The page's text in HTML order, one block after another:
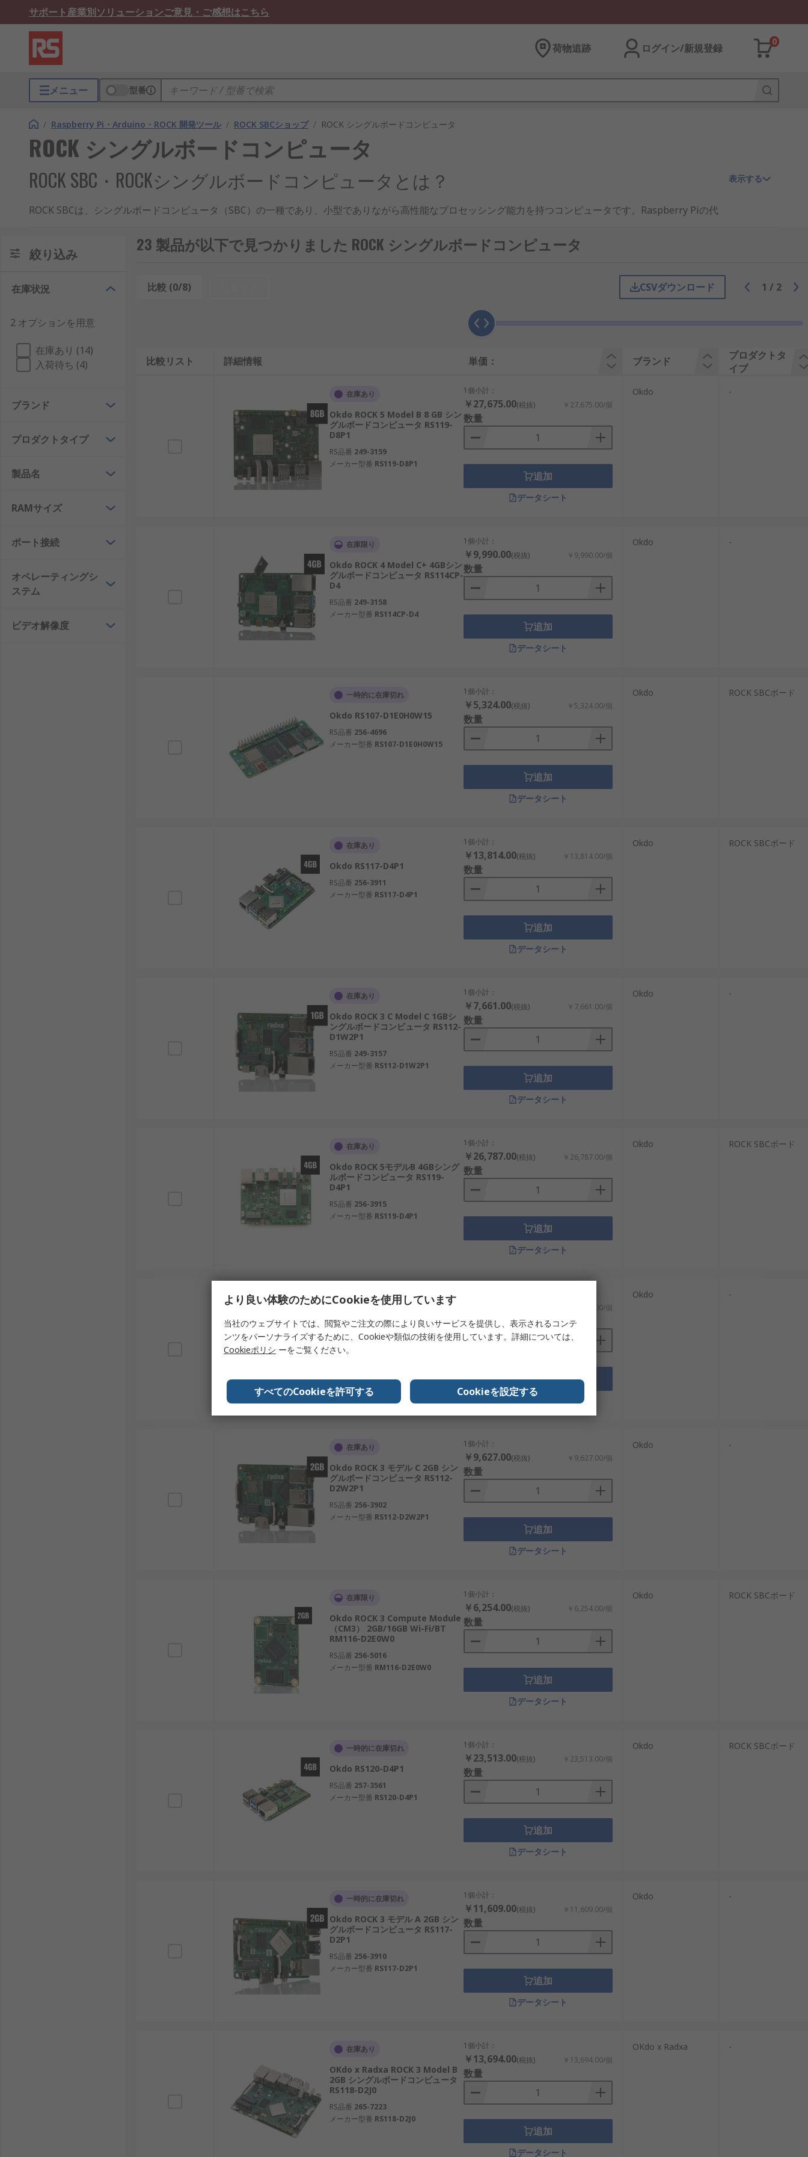
サポート産業別ソリューションご意見・ご感想はこちら
荷物追跡 ログイン/新規登録
0
メニュー 型番
/ Raspberry Pi・Arduino・ROCK 開発ツール / ROCK SBCショップ / ROCK シングルボードコンピュータ
ROCK シングルボードコンピュータ
ROCK SBC・ROCKシングルボードコンピュータとは？
ROCK SBCは、シングルボードコンピュータ（SBC）の一種であり、小型でありながら高性能なプロセッシング能力を持つコンピュータです。Raspberry Piの代
ROCK SBCの仕組み
ROCK SBCは、SoC（System on Chip）を搭載し、CPU、GPU、メモリ、ストレージインターフェース、USB、HDMIなどの入出力機能を1枚の基板上に統合し
ROCKシングルボードコンピュータには、開発に必要なポートやインターフェースが標準装備されているため、複雑なシステム構築もスムーズに行えます。特に
ROCK 5 SBCのような上位モデルでは、8Kビデオ出力や高速インターフェース、豊富なRAMオプションなどを備えており、AI処理や画像認識、データロギング
用途にも対応可能です。これにより、国内の半導体検査装置やロボティクス制御基板などにも活用されることが増えています。
また、AndroidやLinux、DebianなどのOSに対応しており、既存のアプリケーション資産を活かしながら柔軟なシステム構築が可能です。マルチコアプロセッ
サ搭載機種では並列処理にも対応しており、産業制御やメディア処理におけるリアルタイム性を確保できます。
ROCK SBCとマイクロコントローラの違い
マイクロコントローラ（MCU）は、主にシンプルな制御処理を行うために設計されており、限られたメモリと処理能力の中で低消費電力で動作します。一方
で、ROCK SBCは高性能プロセッサとOSを搭載し、アプリケーションレベルの処理やGUI表示、ネットワーク通信、動画処理なども得意としています。
たとえば、センサーからの信号を収集してLEDを制御するなどの単純な処理ではマイクロコントローラが適していますが、映像監視システムやAI画像解析などの
ROCK SBCは、さまざまな用途やニーズに対応するために複数のモデルが展開されています。
ROCK 5 SBC
：ハイエンドモデルで、8K出力や高性能AI処理に対応。
：バランスの取れた中間モデルで、教育用途や試作開発に適する。
：カスタム基板組込みに適したコンピュートモジュール。
：コンパクトながらLANやUSBを搭載した軽量モデル。
：ネットワーク重視の設計で、ルーターやゲートウェイ開発に最適。
：AndroidやLinuxなどの複数OSに対応。 例：業務用タブレット、カスタム制御端末。
：USB、GPIO、CSI、DSIなどの豊富な接続端子を装備。 例：センサ拡張、タッチパネル統合、カメラ接続。
：高機能ながら安価な構成が可能。 例：教育現場での実習用デバイス、個人の試作開発。
：再生可能エネルギー制御や自動化ラインの制御に対応。 例：風力発電のデータ監視、国内の物流ロボット基板。
用途や設置環境、開発要件に応じた適切なROCK SBCを選ぶためには、以下の観点が重要です。
：使用目的に応じて1GB、2GB、4GB、8GB、16GBなどから選定。
：Android、Linux、Debian、ARrmなどのサポート状況を確認。
ROCK SBCは多様な業種やシーンで活躍し、設計の自由度を高めています。
：照明、空調、監視カメラの統合制御端末に使用。
：ネットワーク対応の自動化システム構築に。
ROCK SBCを取り扱うメーカーは、信頼性や性能面で実績のある企業が中心です。
OKdo：ROCKシリーズのグローバル展開を支えるブランド。
Radxa：ROCK SBCの設計・開発を手がけるメーカー。
Seeed Studio：モジュール拡張に強く、試作開発や教育用途に適応。
株式会社共立電子産業：国内市場向けにボードや拡張パーツを提供。
秋月電子通商：評価ボードやパーツの安定供給で知られる電子パーツ専門店。
ROCK SBCは、高性能かつ汎用性の高いコンピューティング環境を小型ボードで実現し、教育現場から最先端の産業システムまで幅広く支持されています。適切
なモデルと構成を選定することで、目的に合った開発・運用が可能になります。
ROCK SBC・ROCKシングルボードコンピュータ用RSコンポーネントのご紹介
います。おすすめ品や交換部品も低価格でご用意しています。配送については、
をご確認ください。
表示する
絞り込み
在庫状況
2 オプションを用意
在庫あり (14)
入荷待ち (4)
ブランド
プロダクトタイプ
製品名
RAMサイズ
ポート接続
オペレーティングシ
ステム
ビデオ解像度
23 製品が以下で見つかりました ROCK シングルボードコンピュータ
比較 (0/8) CSVダウンロード 1 / 2
比較リスト 詳細情報 単価： ブランド
プロダクトタ
イプ
在庫あり
Okdo ROCK 5 Model B 8 GB シン
グルボードコンピュータ RS119-
D8P1
RS品番 249-3159
メーカー型番 RS119-D8P1
1個小計：
￥27,675.00(税抜) ￥27,675.00/個
数量
追加
データシート
Okdo -
在庫限り
Okdo ROCK 4 Model C+ 4GBシン
グルボードコンピュータ RS114CP-
D4
RS品番 249-3158
メーカー型番 RS114CP-D4
1個小計：
￥9,990.00(税抜) ￥9,990.00/個
数量
追加
データシート
Okdo -
一時的に在庫切れ
Okdo RS107-D1E0H0W15
RS品番 256-4696
メーカー型番 RS107-D1E0H0W15
1個小計：
￥5,324.00(税抜) ￥5,324.00/個
数量
追加
データシート
Okdo ROCK SBCボード
在庫あり
Okdo RS117-D4P1
RS品番 256-3911
メーカー型番 RS117-D4P1
1個小計：
￥13,814.00(税抜) ￥13,814.00/個
数量
追加
データシート
Okdo ROCK SBCボード
在庫あり
Okdo ROCK 3 C Model C 1GBシ
ングルボードコンピュータ RS112-
D1W2P1
RS品番 249-3157
メーカー型番 RS112-D1W2P1
1個小計：
￥7,661.00(税抜) ￥7,661.00/個
数量
追加
データシート
Okdo -
在庫あり
Okdo ROCK 5モデルB 4GBシング
ルボードコンピュータ RS119-
D4P1
RS品番 256-3915
メーカー型番 RS119-D4P1
1個小計：
￥26,787.00(税抜) ￥26,787.00/個
数量
追加
データシート
Okdo ROCK SBCボード
在庫限り
Okdo ROCK 4 モデル SE 4GB シン
グルボードコンピュータ RS114SE-
D4W2P1
RS品番
￥14,846.00/個
数量
追加
データシート
Okdo -
在庫あり
Okdo ROCK 3 モデル C 2GB シン
グルボードコンピュータ RS112-
D2W2P1
RS品番 256-3902
メーカー型番 RS112-D2W2P1
1個小計：
￥9,627.00(税抜) ￥9,627.00/個
数量
追加
データシート
Okdo -
在庫限り
Okdo ROCK 3 Compute Module
（CM3） 2GB/16GB Wi-Fi/BT
RM116-D2E0W0
RS品番 256-5016
メーカー型番 RM116-D2E0W0
1個小計：
￥6,254.00(税抜) ￥6,254.00/個
数量
追加
データシート
Okdo ROCK SBCボード
一時的に在庫切れ
Okdo RS120-D4P1
RS品番 257-3561
メーカー型番 RS120-D4P1
1個小計：
￥23,513.00(税抜) ￥23,513.00/個
数量
追加
データシート
Okdo ROCK SBCボード
一時的に在庫切れ
Okdo ROCK 3 モデル A 2GB シン
グルボードコンピュータ RS117-
D2P1
RS品番 256-3910
メーカー型番 RS117-D2P1
1個小計：
￥11,609.00(税抜) ￥11,609.00/個
数量
追加
データシート
Okdo -
在庫あり
OKdo x Radxa ROCK 3 Model B
2GB シングルボードコンピュータ
RS118-D2J0
RS品番 265-7223
メーカー型番 RS118-D2J0
1個小計：
￥13,694.00(税抜) ￥13,694.00/個
数量
追加
データシート
OKdo x Radxa -
より良い体験のためにCookieを使用しています
当社のウェブサイトでは、閲覧やご注文の際により良いサービスを提供し、表示されるコンテ
ンツをパーソナライズするために、Cookieや類似の技術を使用しています。詳細については、
Cookieポリシ ーをご覧ください。
すべてのCookieを許可する Cookieを設定する